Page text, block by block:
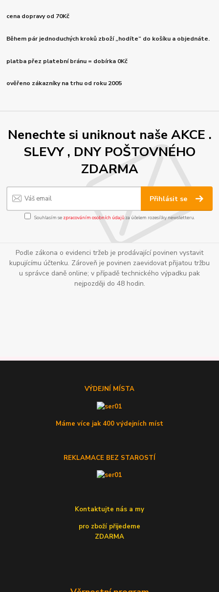
cena dopravy od 70Kč
Během pár jednoduchých kroků zboží „hodíte“ do košíku a objednáte.
platba přez platební bránu = dobírka 0Kč
ověřeno zákazníky na trhu od roku 2005
Nenechte si uniknout naše AKCE .
SLEVY , DNY POŠTOVNÉHO
ZDARMA
Přihlásit se
Souhlasím se zpracováním osobních údajůza účelem rozesílky newsletteru.
Podle zákona o evidenci tržeb je prodávající povinen vystavit
kupujícímu účtenku. Zároveň je povinen zaevidovat přijatou tržbu
u správce daně online; v případě technického výpadku pak
nejpozději do 48 hodin.
VÝDEJNÍ MÍSTA
Máme více jak 400 výdejních míst
REKLAMACE BEZ STAROSTÍ
Kontaktujte nás a my
pro zboží přijedeme
ZDARMA